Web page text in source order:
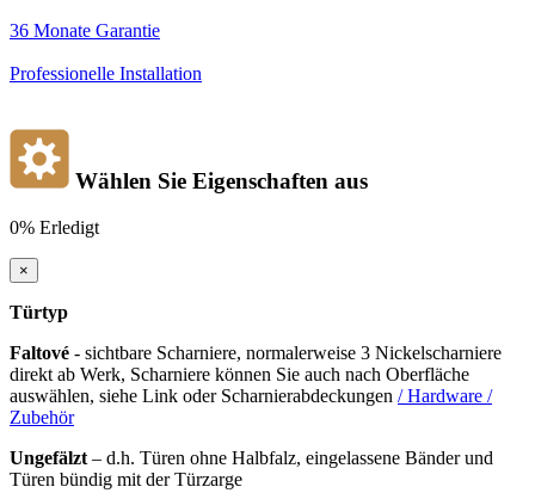
36 Monate Garantie
Professionelle Installation
Wählen Sie Eigenschaften aus
0% Erledigt
×
Türtyp
Faltové - sichtbare Scharniere, normalerweise 3 Nickelscharniere
direkt ab Werk, Scharniere können Sie auch nach Oberfläche
auswählen, siehe Link oder Scharnierabdeckungen / Hardware /
Zubehör
Ungefälzt – d.h. Türen ohne Halbfalz, eingelassene Bänder und
Türen bündig mit der Türzarge